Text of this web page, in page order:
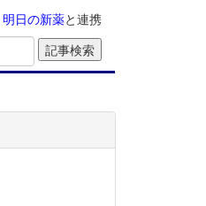
明日の新薬と連携